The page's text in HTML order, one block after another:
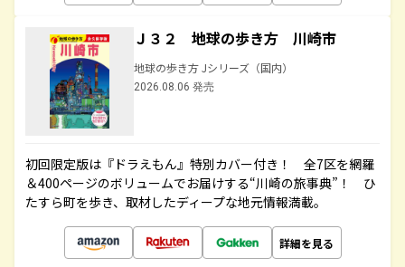
Ｊ３２ 地球の歩き方 川崎市
地球の歩き方 Jシリーズ（国内）
2026.08.06 発売
初回限定版は『ドラえもん』特別カバー付き！ 全7区を網羅
＆400ページのボリュームでお届けする“川崎の旅事典”！ ひ
たすら町を歩き、取材したディープな地元情報満載。
詳細を見る